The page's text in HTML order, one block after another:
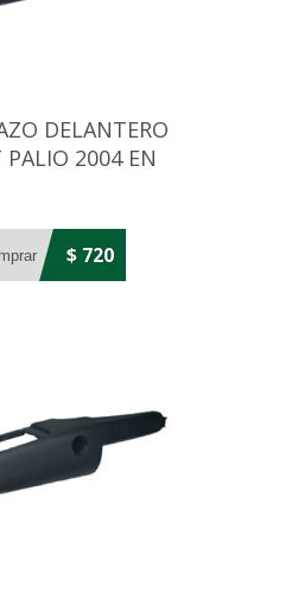
DELANTERO
PALIO 2004 EN
$ 720